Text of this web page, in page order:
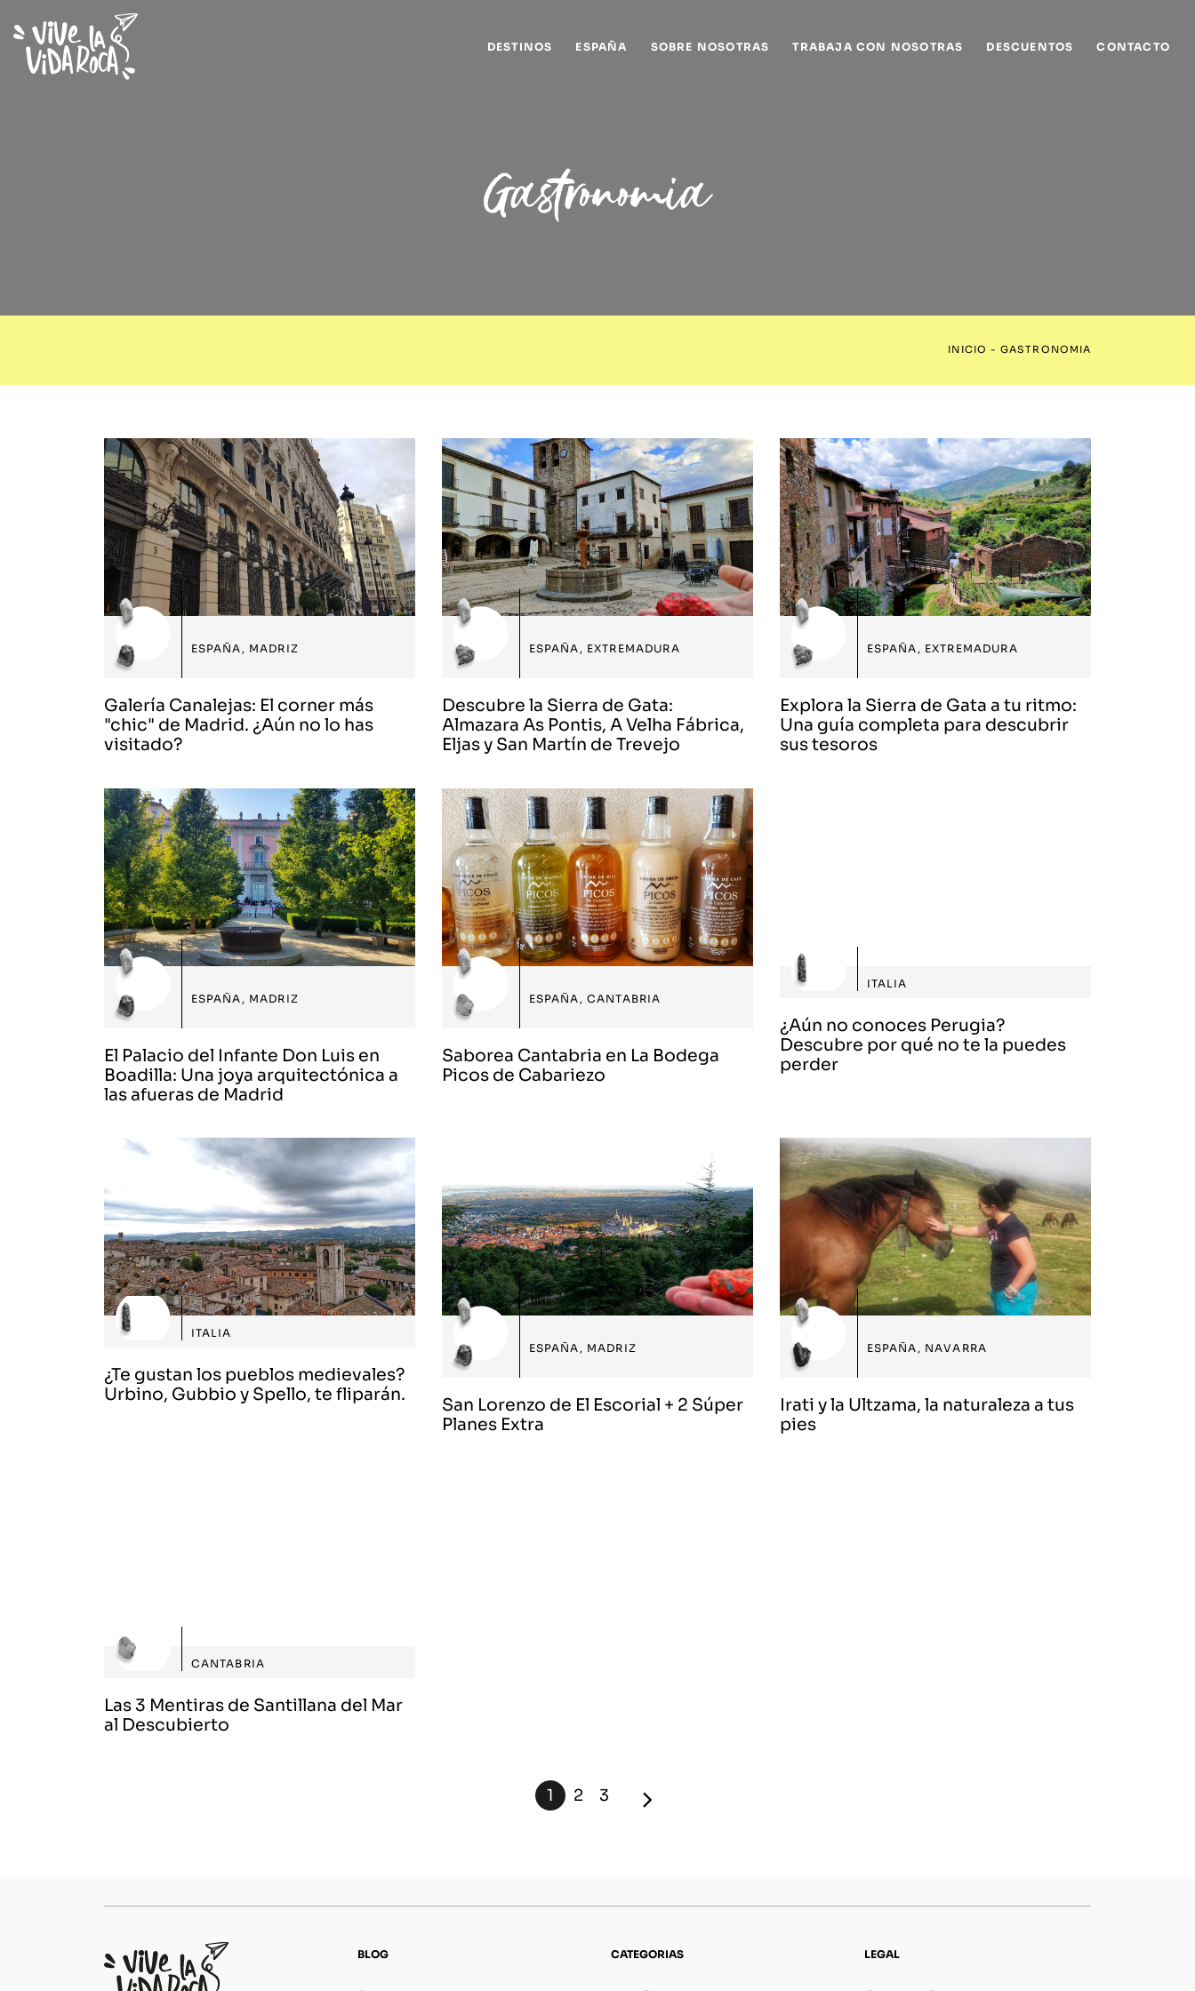
DESTINOS ESPAÑA SOBRE NOSOTRAS TRABAJA CON NOSOTRAS DESCUENTOS CONTACTO
Gastronomia
INICIO -GASTRONOMIA
ESPAÑA , MADRIZ
Galería Canalejas: El corner más
"chic" de Madrid. ¿Aún no lo has
visitado?
ESPAÑA , EXTREMADURA
Descubre la Sierra de Gata:
Almazara As Pontis, A Velha Fábrica,
Eljas y San Martín de Trevejo
ESPAÑA , EXTREMADURA
Explora la Sierra de Gata a tu ritmo:
Una guía completa para descubrir
sus tesoros
ESPAÑA , MADRIZ
El Palacio del Infante Don Luis en
Boadilla: Una joya arquitectónica a
las afueras de Madrid
ESPAÑA , CANTABRIA
Saborea Cantabria en La Bodega
Picos de Cabariezo
ITALIA
¿Aún no conoces Perugia?
Descubre por qué no te la puedes
perder
ITALIA
¿Te gustan los pueblos medievales?
Urbino, Gubbio y Spello, te fliparán.
ESPAÑA , MADRIZ
San Lorenzo de El Escorial + 2 Súper
Planes Extra
ESPAÑA , NAVARRA
Irati y la Ultzama, la naturaleza a tus
pies
CANTABRIA
Las 3 Mentiras de Santillana del Mar
al Descubierto
1 2 3
BLOG CATEGORIAS LEGAL